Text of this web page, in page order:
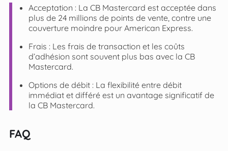
Acceptation : La CB Mastercard est acceptée dans
plus de 24 millions de points de vente, contre une
couverture moindre pour American Express.
Frais : Les frais de transaction et les coûts
d’adhésion sont souvent plus bas avec la CB
Mastercard.
Options de débit : La flexibilité entre débit
immédiat et différé est un avantage significatif de
la CB Mastercard.
FAQ